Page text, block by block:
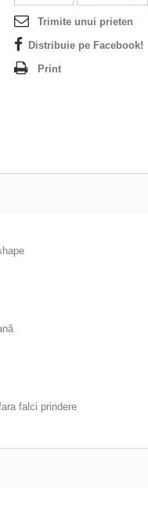
Trimite unui prieten
Distribuie pe Facebook!
Print
falci prindere